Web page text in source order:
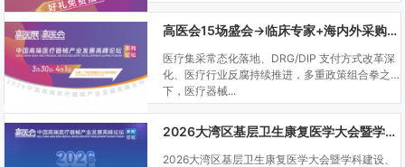
高医会15场盛会→临床专家+海内外采购商双向对接
医疗集采常态化落地、DRG/DIP 支付方式改革深
化、医疗行业反腐持续推进，多重政策组合拳之
下，医疗器械...
2026大湾区基层卫生康复医学大会暨学科建设、门诊可视化微创技术分享会
2026大湾区基层卫生康复医学大会暨学科建设、